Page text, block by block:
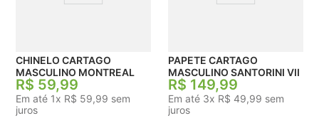
CHINELO CARTAGO
MASCULINO MONTREAL
R$ 59,99
Em até 1x R$ 59,99 sem
juros
PAPETE CARTAGO
MASCULINO SANTORINI VII
R$ 149,99
Em até 3x R$ 49,99 sem
juros